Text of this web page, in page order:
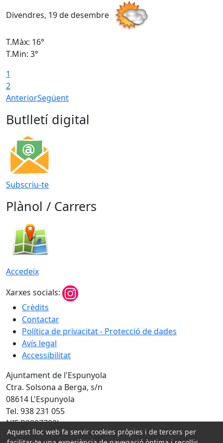
Divendres, 19 de desembre
T.Màx: 16°
T.Min: 3°
1
2
AnteriorSegüent
Butlletí digital
Subscriu-te
Plànol / Carrers
Accedeix
Xarxes socials:
Crèdits
Contactar
Política de privacitat - Protecció de dades
Avís legal
Accessibilitat
Ajuntament de l'Espunyola
Ctra. Solsona a Berga, s/n
08614 L'Espunyola
Tel. 938 231 055
NIF P0807700J
Aquest lloc web fa servir cookies pròpies i de tercers per